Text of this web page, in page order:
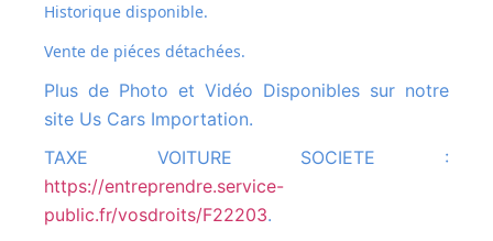
Historique disponible.
Vente de piéces détachées.
Plus de Photo et Vidéo Disponibles sur notre
site Us Cars Importation.
TAXE VOITURE SOCIETE :
https://entreprendre.service-
public.fr/vosdroits/F22203.